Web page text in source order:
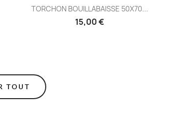
Aperçu rapide
TORCHON GRAND VIN DE FRANCE...
15,00 €
TOUT